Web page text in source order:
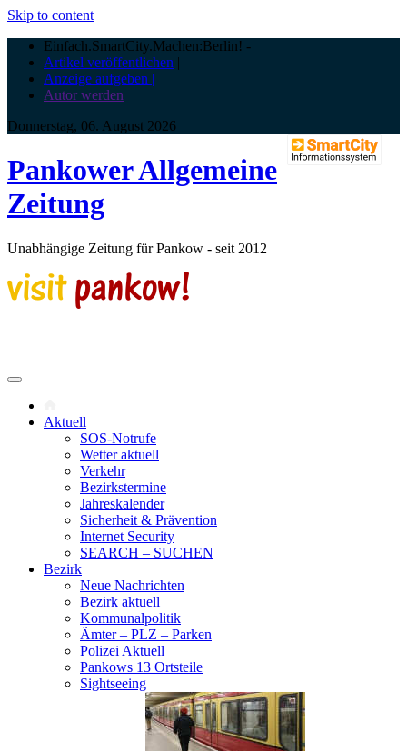
Skip to content
Einfach.SmartCity.Machen:Berlin! -
Artikel veröffentlichen |
Anzeige aufgeben |
Autor werden
Donnerstag, 06. August 2026
Pankower Allgemeine
Zeitung
Unabhängige Zeitung für Pankow - seit 2012
Aktuell
SOS-Notrufe
Wetter aktuell
Verkehr
Bezirkstermine
Jahreskalender
Sicherheit & Prävention
Internet Security
SEARCH – SUCHEN
Bezirk
Neue Nachrichten
Bezirk aktuell
Kommunalpolitik
Ämter – PLZ – Parken
Polizei Aktuell
Pankows 13 Ortsteile
Sightseeing